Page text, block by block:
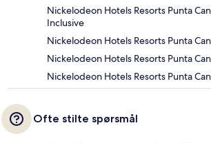
Nickelodeon Hotels Resorts Punta
Inclusive
Nickelodeon Hotels Resorts Punta
Nickelodeon Hotels Resorts Punta
Nickelodeon Hotels Resorts Punta
Ofte stilte spørsmål